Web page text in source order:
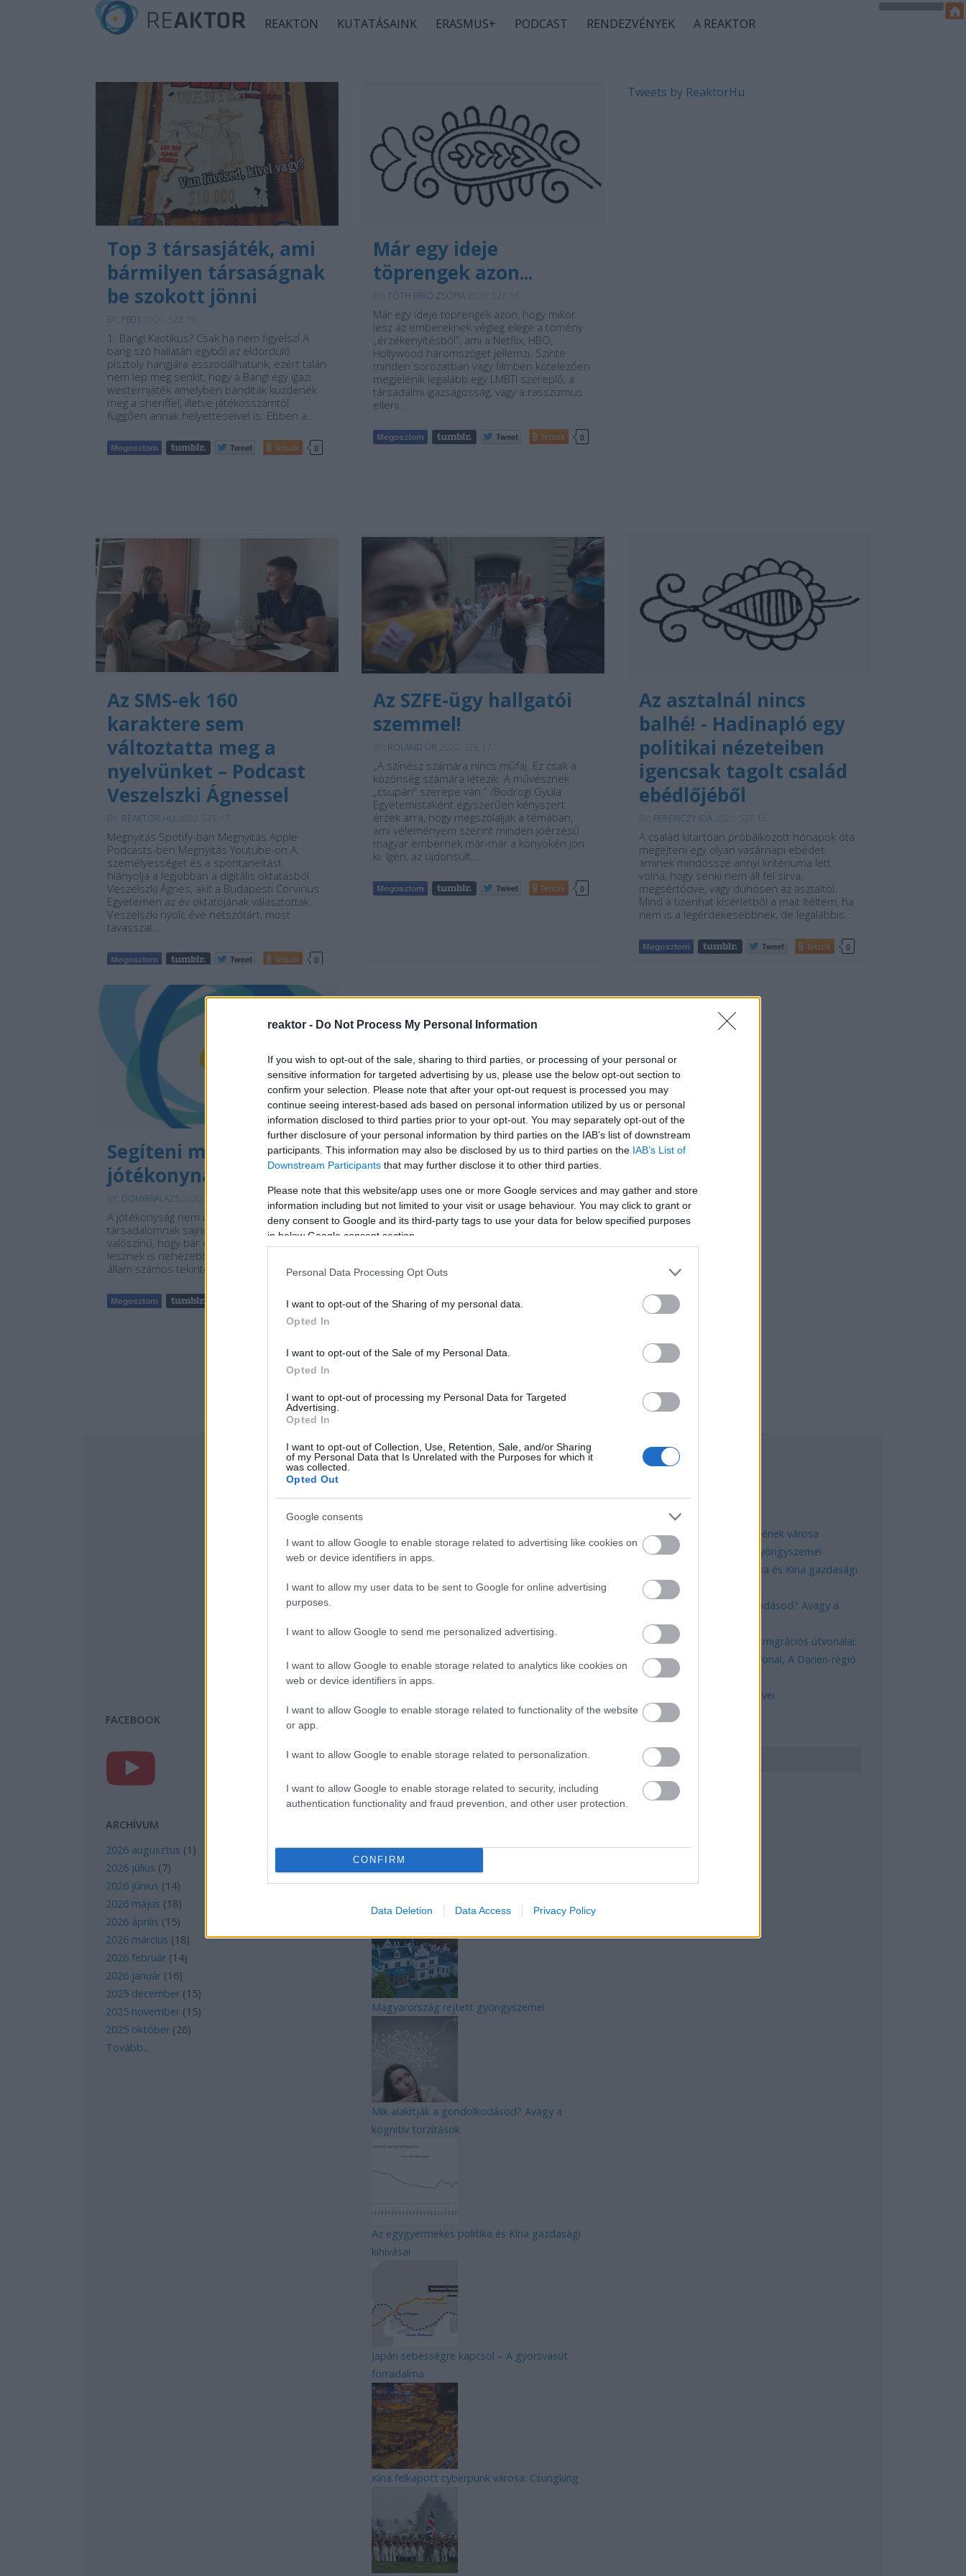
reaktor - Do Not Process My Personal Information
If you wish to opt-out of the sale, sharing to third parties, or processing of your personal or
sensitive information for targeted advertising by us, please use the below opt-out section to
confirm your selection. Please note that after your opt-out request is processed you may
continue seeing interest-based ads based on personal information utilized by us or personal
information disclosed to third parties prior to your opt-out. You may separately opt-out of the
further disclosure of your personal information by third parties on the IAB’s list of downstream
participants. This information may also be disclosed by us to third parties on the IAB’s List of
Downstream Participants that may further disclose it to other third parties.
Please note that this website/app uses one or more Google services and may gather and store
information including but not limited to your visit or usage behaviour. You may click to grant or
deny consent to Google and its third-party tags to use your data for below specified purposes
in below Google consent section.
Personal Data Processing Opt Outs
I want to opt-out of the Sharing of my personal data.
Opted In
I want to opt-out of the Sale of my Personal Data.
Opted In
I want to opt-out of processing my Personal Data for Targeted
Advertising.
Opted In
I want to opt-out of Collection, Use, Retention, Sale, and/or Sharing
of my Personal Data that Is Unrelated with the Purposes for which it
was collected.
Opted Out
Google consents
I want to allow Google to enable storage related to advertising like cookies on
web or device identifiers in apps.
I want to allow my user data to be sent to Google for online advertising
purposes.
I want to allow Google to send me personalized advertising.
I want to allow Google to enable storage related to analytics like cookies on
web or device identifiers in apps.
I want to allow Google to enable storage related to functionality of the website
or app.
I want to allow Google to enable storage related to personalization.
I want to allow Google to enable storage related to security, including
authentication functionality and fraud prevention, and other user protection.
CONFIRM
Data Deletion Data Access Privacy Policy
REAKTON KUTATÁSAINK ERASMUS+ PODCAST RENDEZVÉNYEK A REAKTOR
Top 3 társasjáték, ami
bármilyen társaságnak
be szokott jönni
PB01
1. Bang! Kaotikus? Csak ha nem figyelsz! A
bang szó hallatán egyből az eldördülő
pisztoly hangjára asszociálhatunk, ezért talán
nem lep meg senkit, hogy a Bang! egy igazi
westernjáték amelyben banditák küzdenek
meg a sheriffel, illetve játékosszámtól
függően annak helyetteseivel is. Ebben a…
Tetszik 0
Már egy ideje
töprengek azon...
TÓTH BÍRÓ ZSÓFIA
Már egy ideje töprengek azon, hogy mikor
lesz az embereknek végleg elege a tömény
„érzékenyítésből”, ami a Netflix, HBO,
Hollywood háromszöget jellemzi. Szinte
minden sorozatban vagy filmben kötelezően
megjelenik legalább egy LMBTI szereplő, a
társadalmi igazságosság, vagy a rasszizmus
elleni…
Tetszik 0
Tweets by ReaktorHu
Az SMS-ek 160
karaktere sem
változtatta meg a
nyelvünket – Podcast
Veszelszki Ágnessel
REAKTOR.HU
Megnyitás Spotify-ban Megnyitás Apple
Podcasts-ben Megnyitás Youtube-on A
személyességet és a spontaneitást
hiányolja a legjobban a digitális oktatásból
Veszelszki Ágnes, akit a Budapesti Corvinus
Egyetemen az év oktatójának választottak.
Veszelszki nyolc éve netszótárt, most
tavasszal…
Tetszik 0
Az SZFE-ügy hallgatói
szemmel!
ROLAND ÚR
„A színész számára nincs műfaj. Ez csak a
közönség számára létezik. A művésznek
„csupán” szerepe van.” /Bodrogi Gyula
Egyetemistaként egyszerűen kényszert
érzek arra, hogy megszólaljak a témában,
ami véleményem szerint minden jóérzésű
magyar embernek már-már a könyökén jön
ki. Igen, az újdonsült,…
Tetszik 0
Az asztalnál nincs
balhé! - Hadinapló egy
politikai nézeteiben
igencsak tagolt család
ebédlőjéből
FERENCZY IDA
A család kitartóan próbálkozott hónapok óta
megejteni egy olyan vasárnapi ebédet,
aminek mindössze annyi kritériuma lett
volna, hogy senki nem áll fel sírva,
megsértődve, vagy dühösen az asztaltól.
Mind a tizenhat kísérletből a mait ítéltem, ha
nem is a legérdekesebbnek, de legalábbis…
Tetszik 0
Segíteni másokon –
jótékonynak lenni
DOMBIBALAZS
A jótékonyság nem új találmány, hiszen a
társadalomnak sajnos mindig is voltak és
valószínű, hogy bár egyre kevesebben, de
lesznek is nehezebb sorsú tagjai. Habár az
állam számos tekintetben…
Tetszik 0
FACEBOOK
ARCHÍVUM
2026 augusztus (1 )
2026 július (7)
2026 június (14)
2026 május (18)
2026 április (15)
2026 március (18)
2026 február (14)
2026 január (16)
2025 december (15)
2025 november (15)
2025 október (26)
Tovább...
LEGFRISSEBB
A közlekedés mérföldkövei
A világ legveszélyesebb migrációs útvonalai: A
az Indiai-óceáni út
Manaus: a dzsungel szívének városa
Magyarország rejtett gyöngyszemei
Mik alakítják a gondolkodásod? Avagy a
kognitív torzítások
Az egygyermekes politika és Kína gazdasági
kihívásai
Japán sebességre kapcsol – A gyorsvasút
forradalma
Kína felkapott cyberpunk városa: Csungking
Manaus: a dzsungel szívének városa
Magyarország rejtett gyöngyszemei
Az egygyermekes politika és Kína gazdasági
kihívásai
Mik alakítják a gondolkodásod? Avagy a
kognitív torzítások
A világ legveszélyesebb migrációs útvonalai:
A Közép-Mediterrán útvonal, A Darién-régió
és az Indiai-óceáni út
A közlekedés mérföldkövei